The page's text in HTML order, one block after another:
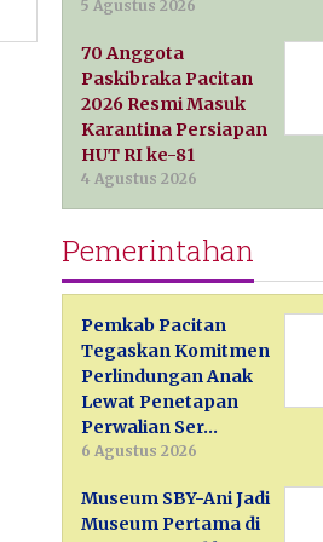
5 Agustus 2026
70 Anggota
Paskibraka Pacitan
2026 Resmi Masuk
Karantina Persiapan
HUT RI ke-81
4 Agustus 2026
Pemerintahan
Pemkab Pacitan
Tegaskan Komitmen
Perlindungan Anak
Lewat Penetapan
Perwalian Ser…
6 Agustus 2026
Museum SBY-Ani Jadi
Museum Pertama di